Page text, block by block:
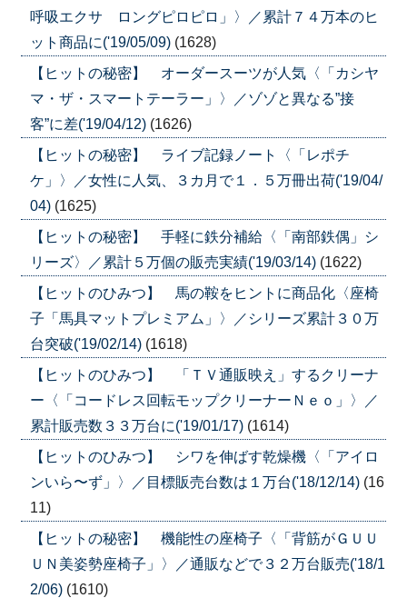
呼吸エクサ ロングピロピロ」〉／累計７４万本のヒ
ット商品に('19/05/09) (1628)
【ヒットの秘密】 オーダースーツが人気〈「カシヤ
マ・ザ・スマートテーラー」〉／ゾゾと異なる”接
客”に差('19/04/12) (1626)
【ヒットの秘密】 ライブ記録ノート〈「レポチ
ケ」〉／女性に人気、３カ月で１．５万冊出荷('19/04/
04) (1625)
【ヒットの秘密】 手軽に鉄分補給〈「南部鉄偶」シ
リーズ〉／累計５万個の販売実績('19/03/14) (1622)
【ヒットのひみつ】 馬の鞍をヒントに商品化〈座椅
子「馬具マットプレミアム」〉／シリーズ累計３０万
台突破('19/02/14) (1618)
【ヒットのひみつ】 「ＴＶ通販映え」するクリーナ
ー〈「コードレス回転モップクリーナーＮｅｏ」〉／
累計販売数３３万台に('19/01/17) (1614)
【ヒットのひみつ】 シワを伸ばす乾燥機〈「アイロ
ンいら〜ず」〉／目標販売台数は１万台('18/12/14) (16
11)
【ヒットの秘密】 機能性の座椅子〈「背筋がＧＵＵ
ＵＮ美姿勢座椅子」〉／通販などで３２万台販売('18/1
2/06) (1610)